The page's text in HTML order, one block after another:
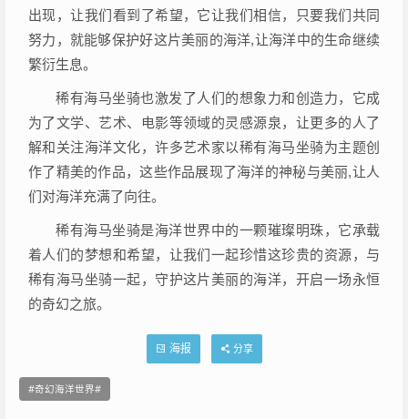
出现，让我们看到了希望，它让我们相信，只要我们共同
努力，就能够保护好这片美丽的海洋,让海洋中的生命继续
繁衍生息。
稀有海马坐骑也激发了人们的想象力和创造力，它成
为了文学、艺术、电影等领域的灵感源泉，让更多的人了
解和关注海洋文化，许多艺术家以稀有海马坐骑为主题创
作了精美的作品，这些作品展现了海洋的神秘与美丽,让人
们对海洋充满了向往。
稀有海马坐骑是海洋世界中的一颗璀璨明珠，它承载
着人们的梦想和希望，让我们一起珍惜这珍贵的资源，与
稀有海马坐骑一起，守护这片美丽的海洋，开启一场永恒
的奇幻之旅。
海报 分享
奇幻海洋世界